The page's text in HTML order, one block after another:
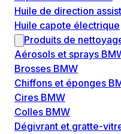
Huile de direction
Huile capote électrique
Produits de
Aérosols et sprays
Brosses BMW
Chiffons et éponges
Cires BMW
Colles BMW
Dégivrant et gratte-